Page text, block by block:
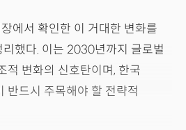
에서 확인한 이 거대한 변화를
했다. 이는 2030년까지 글로벌
적 변화의 신호탄이며, 한국
반드시 주목해야 할 전략적